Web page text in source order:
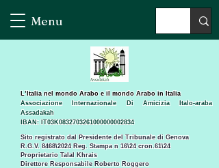
Menu
Sito registrato dal Presidente del Tribunale di Genova
R.G.V. 8468\2024 Reg. Stampa n 16\24 cron.61\24 ​
Proprietario Talal Khrais
Direttore Responsabile Roberto Roggero
L’Italia nel mondo Arabo e il mondo Arabo in Italia
Associazione Internazionale Di Amicizia Italo-araba
Assadakah
IBAN: IT03K0832703261000000002834